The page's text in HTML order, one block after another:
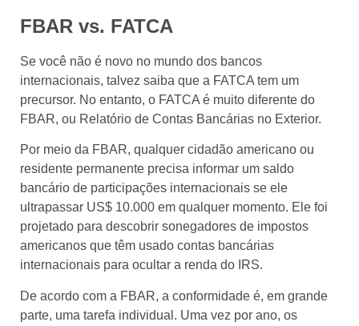
FBAR vs. FATCA
Se você não é novo no mundo dos bancos
internacionais, talvez saiba que a FATCA tem um
precursor. No entanto, o FATCA é muito diferente do
FBAR, ou Relatório de Contas Bancárias no Exterior.
Por meio da FBAR, qualquer cidadão americano ou
residente permanente precisa informar um saldo
bancário de participações internacionais se ele
ultrapassar US$ 10.000 em qualquer momento. Ele foi
projetado para descobrir sonegadores de impostos
americanos que têm usado contas bancárias
internacionais para ocultar a renda do IRS.
De acordo com a FBAR, a conformidade é, em grande
parte, uma tarefa individual. Uma vez por ano, os